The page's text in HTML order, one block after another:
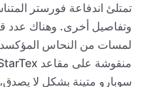
تمتلئ اندفاعة فورستر
وتفاصيل أخرى. وهناك عدد
لمسات من النحاس
سوبارو متينة بشكل لا يصدق،